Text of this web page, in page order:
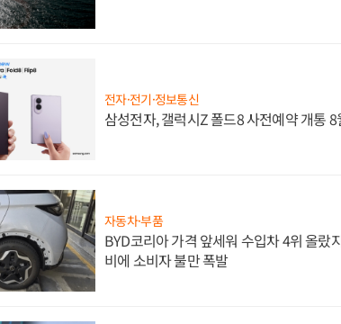
전자·전기·정보통신
삼성전자, 갤럭시Z 폴드8 사전예약 개통
자동차·부품
BYD코리아 가격 앞세워 수입차 4위 올랐
비에 소비자 불만 폭발